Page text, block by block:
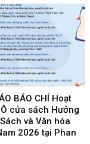
BÁO CHÍ Hoạt
cửa sách Hưởng
và Văn hóa
2026 tại Phan